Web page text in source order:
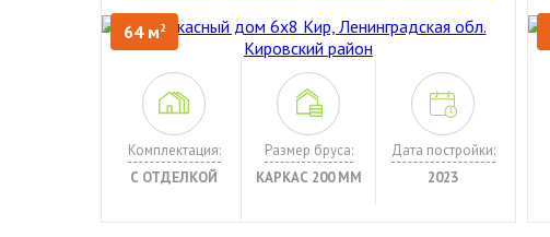
64 м2
Комплектация:
С ОТДЕЛКОЙ
Размер бруса:
КАРКАС 200 ММ
Дата постройки:
2023